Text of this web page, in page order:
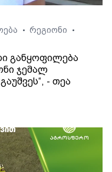
• რეგიონი •
განყოფილება
ჯემალ
- თეა